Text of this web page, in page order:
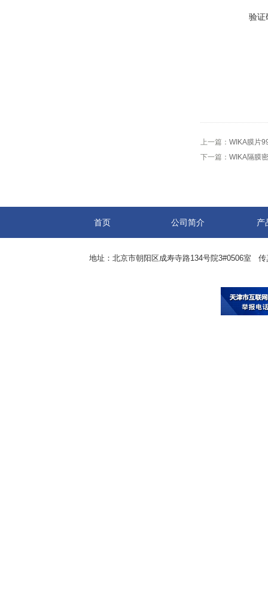
验证
上一篇： WIKA膜片
下一篇： WIKA隔膜
首页 公司简介 产
地址：北京市朝阳区成寿寺路134号院3#0506室